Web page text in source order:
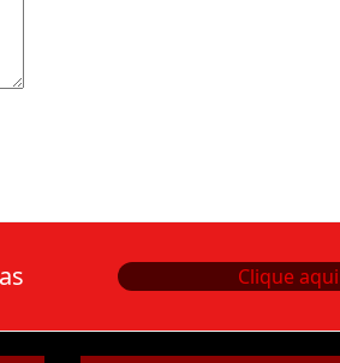
Clique aqui